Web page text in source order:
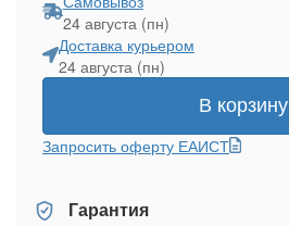
24 августа (пн)
Доставка курьером
24 августа (пн)
В корзину
Запросить оферту ЕАИСТ
Гарантия